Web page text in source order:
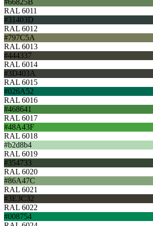
RAL 6011
#31403D
RAL 6012
#797C5A
RAL 6013
#444337
RAL 6014
#3D403A
RAL 6015
#026A52
RAL 6016
#468641
RAL 6017
#48A43F
RAL 6018
#b2d8b4
RAL 6019
#354733
RAL 6020
#86A47C
RAL 6021
#3E3C32
RAL 6022
#008754